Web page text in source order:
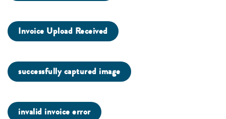
Invoice Upload Received
successfully captured image
invalid invoice error